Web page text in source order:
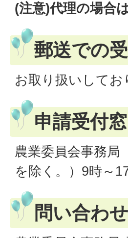
(注意)代理の場合
郵送での
お取り扱いしてお
申請受付窓
農業委員会事務局
を除く。）9時～
問い合わ